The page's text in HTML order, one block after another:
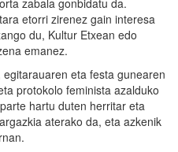
zabala gonbidatu da.
etorri zirenez gain interesa
du, Kultur Etxean edo
emanez.
egitarauaren eta festa gunearen
protokolo feminista azalduko
hartu duten herritar eta
aterako da, eta azkenik